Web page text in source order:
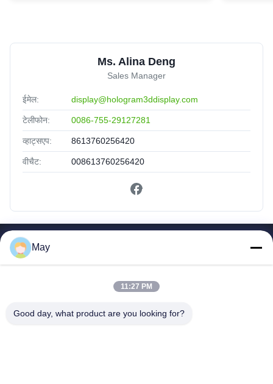
Ms. Alina Deng
Sales Manager
ईमेल: display@hologram3ddisplay.com
टेलीफोन: 0086-755-29127281
व्हाट्सएप: 8613760256420
वीचैट: 008613760256420
घर
उत्पादों
कारखाना भ्रमण
May
11:27 PM
Good day, what product are you looking for?